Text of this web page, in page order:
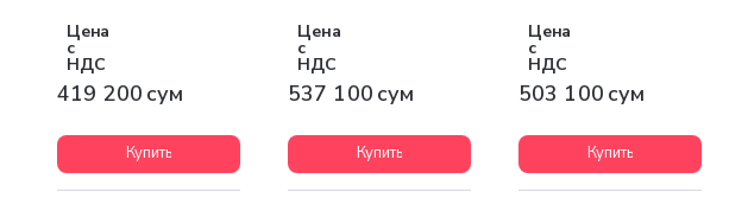
Цена
с
НДС
419 200 сум
Купить
Цена
с
НДС
537 100 сум
Купить
Цена
с
НДС
503 100 сум
Купить